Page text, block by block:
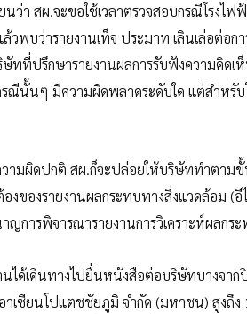
า สผ.จะขอใช้เวลาตรวจสอบกรณีโรงไฟ
พบว่ารายงานเท็จ ประมาท เลินเล่อต่อก
ทที่ปรึกษารายงานผลการรับฟังความคิด
ณีนั้นๆ มีความผิดพลาดระดับใด แต่สำห
ามผิดปกติ สผ.ก็จะปล่อยให้บริษัททำตาม
ของรายงานผลกระทบทางสิ่งแวดล้อม (อี
ญการพิจารณารายงานการวิเคราะห์ผลก
ด้เดินทางไปยื่นหนังสือต่อบริษัทบางจา
ซียนโปแตชชัยภูมิ จำกัด (มหาชน) สูงถึง